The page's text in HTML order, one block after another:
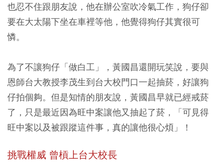
也忍不住跟朋友說，他在辦公室吹冷氣工作，狗仔卻
要在大太陽下坐在車裡等他，他覺得狗仔其實很可
憐。
為了不讓狗仔「做白工」，黃國昌還開玩笑說，要與
恩師台大教授李茂生到台大校門口一起抽菸，好讓狗
仔拍個夠。但是知情的朋友說，黃國昌早就已經戒菸
了，只是最近因為旺中案讓他又抽起了菸，「可見得
旺中案以及被跟蹤這件事，真的讓他很心煩」！
挑戰權威 曾槓上台大校長